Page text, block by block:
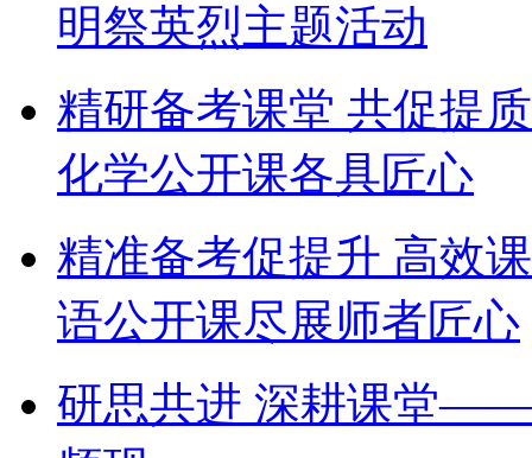
明祭英烈主题活动
精研备考课堂 共促提
化学公开课各具匠心
精准备考促提升 高效
语公开课尽展师者匠心
研思共进 深耕课堂——